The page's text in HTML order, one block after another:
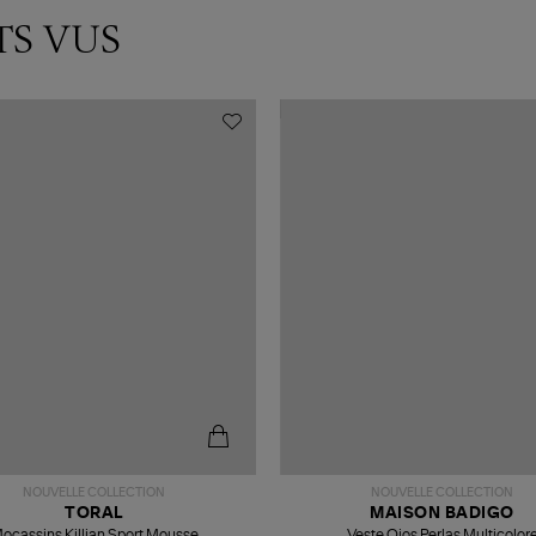
VUS
NOUVELLE COLLECTION
TORAL
NOUVELLE COLLECTION
MAISON BADIGO